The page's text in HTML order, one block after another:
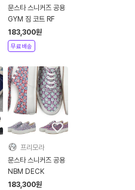
문스타 스니커즈 공용
GYM 짐 코트 RF
183,300원
무료배송
프리모라
문스타 스니커즈 공용
NBM DECK
183,300원